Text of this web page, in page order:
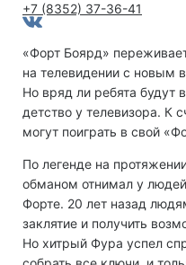
+7 (8352) 37-36-41
«Форт Боярд»
на телевидении с
Но вряд ли ребята будут
детство у телевизора. К
могут поиграть в свой
По легенде на
обманом отнимал у
Форте. 20 лет назад
заклятие и получить
Но хитрый Фура успел